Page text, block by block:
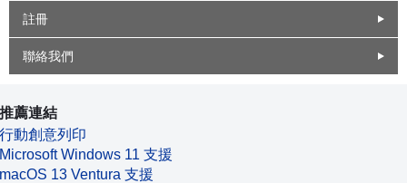
註冊
聯絡我們
推薦連結
行動創意列印
Microsoft Windows 11 支援
macOS 13 Ventura 支援